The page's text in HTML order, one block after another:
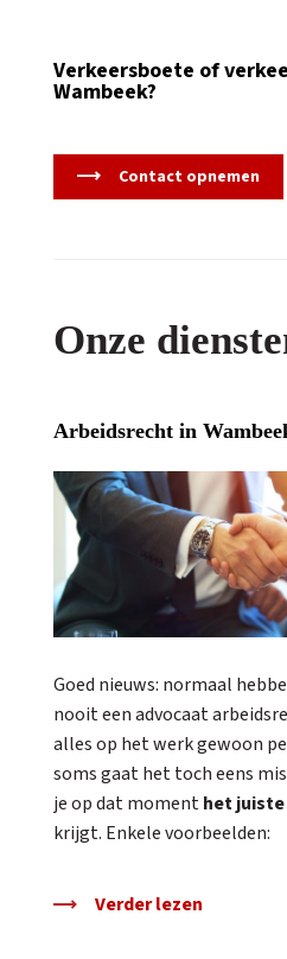
Verkeersboete of
Wambeek?
Contact opnemen
Onze
Arbeidsrecht in
Goed nieuws: normaal
nooit een advocaat
alles op het werk gewoon
soms gaat het toch eens
je op dat momenthet juiste
krijgt. Enkele voorbeelden:
Verder lezen